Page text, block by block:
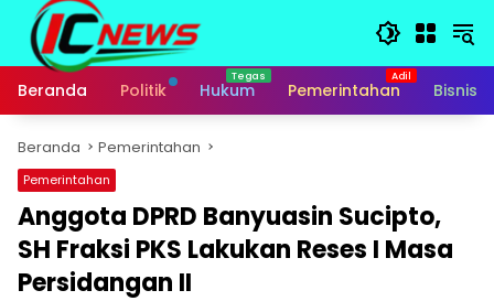
Langsung
konten
Beranda
Politik Hukum Pemerintahan Bisnis
Beranda Pemerintahan
Pemerintahan
Anggota DPRD Banyuasin Sucipto,
SH Fraksi PKS Lakukan Reses I Masa
Persidangan II